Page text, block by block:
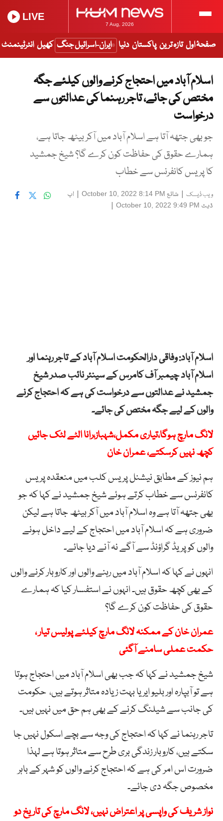
7 Aug, 2026
LIVE
صفحۂ اول تازہ ترین پاکستان دنیا ایران-اسرائیل جنگ کھیل انٹرٹینمنٹ
اسلام آباد میں احتجاج کرنے والوں کیلئے جگہ
مختص کی جائے، تاجر رہنما کی عدالتوں سے
درخواست
جو بھی جتھہ آتا ہے اسلام آباد میں آکر بیٹھ جاتا ہے،
ہمارے حقوق کی حفاظت کون کرے گا؟ شیخ جمشید
کا پریس کانفرنس سے خطاب
ویب ڈیسک | شائع October 10, 2022 8:14 PM
| اپ
ڈیٹ October 10, 2022 9:49 PM
|
اسلام آباد: وفاقی دارالحکومت اسلام آباد کے تاجر رہنما اور
اسلام آباد چیمبر آف کامرس کے سینئر نائب صدر شیخ
جمشید نے عدالتوں سے درخواست کی ہے کہ احتجاج کرنے
والوں کے لیے جگہ مختص کی جائے۔
لانگ مارچ ہوگا،تیاری مکمل،شہباز،رانا الٹے لٹک جائیں
کچھ نہیں کرسکتے، عمران خان
ہم نیوز کے مطابق نیشنل پریس کلب میں منعقدہ پریس
کانفرنس سے خطاب کرتے ہوئے شیخ جمشید نے کہا کہ جو
بھی جتھہ آتا ہے وہ اسلام آباد میں آکر بیٹھ جاتا ہے لیکن
ضروری ہے کہ اسلام آباد میں احتجاج کے لیے داخل ہونے
والوں کو پریڈ گراؤنڈ سے آگے نہ آنے دیا جائے۔
انہوں نے کہا کہ اسلام آباد میں رہنے والوں اور کاروبار کرنے والوں
کے بھی کچھ حقوق ہیں۔ انہوں نے استفسار کیا کہ ہمارے
حقوق کی حفاظت کون کرے گا؟
عمران خان کے ممکنہ لانگ مارچ کیلئے پولیس تیار ،
حکمت عملی سامنے آگئی
شیخ جمشید نے کہا کہ جب بھی اسلام آباد میں احتجاج ہوتا
ہے تو آبپارہ اور بلیو ایریا بہت زیادہ متاثر ہوتے ہیں، حکومت
کی جانب سے شیلنگ کرنے کے بھی ہم حق میں نہیں ہیں۔
تاجر رہنما نے کہا کہ احتجاج کی وجہ سے بچے اسکول نہیں جا
سکتے ہیں، کاروبار زندگی بری طرح سے متاثر ہوتا ہے لہذا
ضرورت اس امر کی ہے کہ احتجاج کرنے والوں کو شہر کے باہر
مخصوص جگہ دی جائے۔
نواز شریف کی واپسی پر اعتراض نہیں، لانگ مارچ کی تاریخ دو